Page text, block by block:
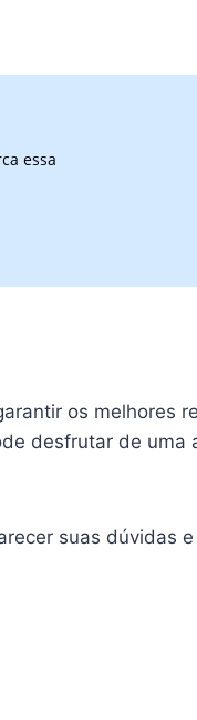
essa
os melhores
desfrutar de uma
suas dúvidas